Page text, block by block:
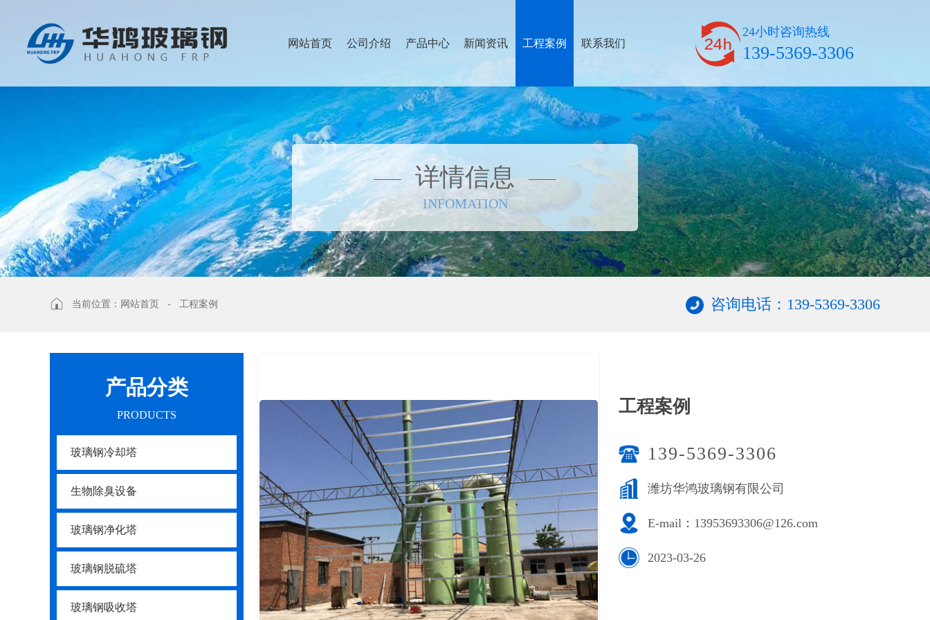
网站首页 公司介绍 产品中心 新闻资讯 工程案例 联系我们
24小时咨询热线
139-5369-3306
详情信息
INFOMATION
当前位置： 网站首页 - 工程案例 咨询电话：139-5369-3306
产品分类
PRODUCTS
玻璃钢冷却塔
生物除臭设备
玻璃钢净化塔
玻璃钢脱硫塔
玻璃钢吸收塔
工程案例
139-5369-3306
潍坊华鸿玻璃钢有限公司
E-mail：13953693306@126.com
2023-03-26